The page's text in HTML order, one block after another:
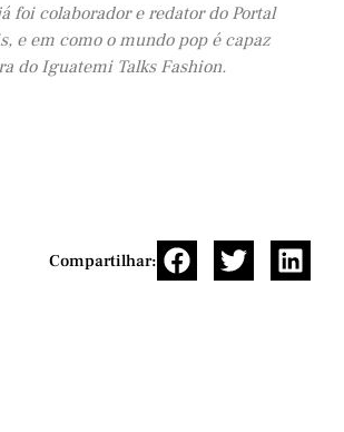
foi colaborador e redator do Portal
e em como o mundo pop é capaz
do Iguatemi Talks Fashion.
Compartilhar: